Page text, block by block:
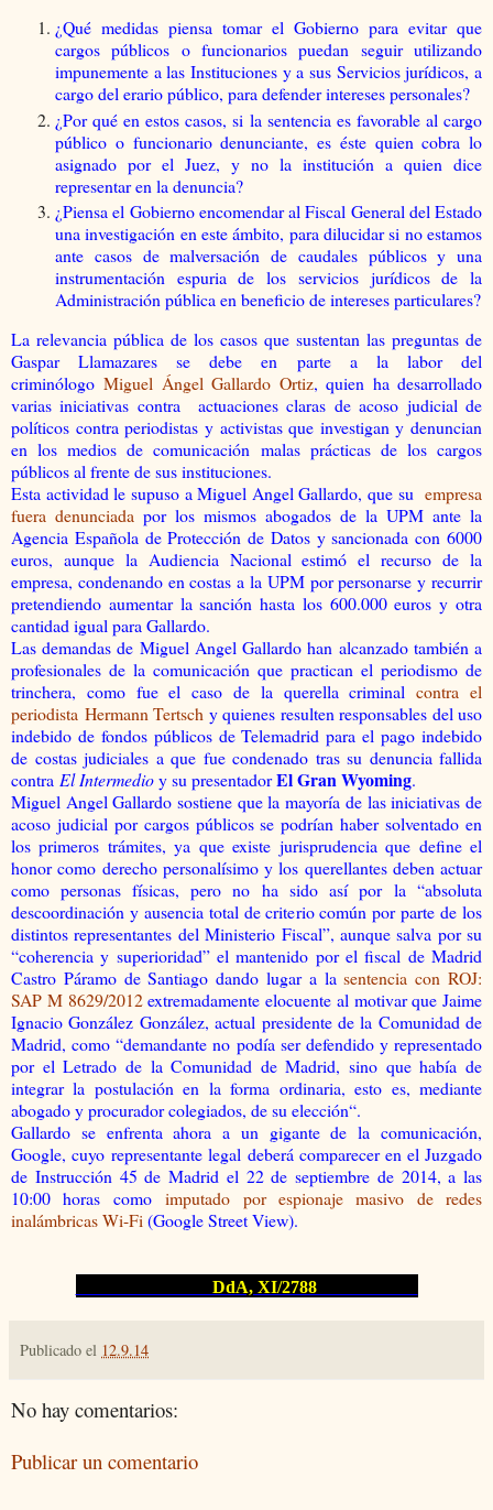
¿Qué medidas piensa tomar el Gobierno para evitar que
cargos públicos o funcionarios puedan seguir utilizando
impunemente a las Instituciones y a sus Servicios jurídicos, a
cargo del erario público, para defender intereses personales?
¿Por qué en estos casos, si la sentencia es favorable al cargo
público o funcionario denunciante, es éste quien cobra lo
asignado por el Juez, y no la institución a quien dice
representar en la denuncia?
¿Piensa el Gobierno encomendar al Fiscal General del Estado
una investigación en este ámbito, para dilucidar si no estamos
ante casos de malversación de caudales públicos y una
instrumentación espuria de los servicios jurídicos de la
Administración pública en beneficio de intereses particulares?
La relevancia pública de los casos que sustentan las preguntas de
Gaspar Llamazares se debe en parte a la labor del
criminólogoMiguel Ángel Gallardo Ortiz, quien ha desarrollado
varias iniciativas contra actuaciones claras de acoso judicial de
políticos contra periodistas y activistas que investigan y denuncian
en los medios de comunicación malas prácticas de los cargos
públicos al frente de sus instituciones.
Esta actividad le supuso a Miguel Angel Gallardo, que su empresa
fuera denunciada por los mismos abogados de la UPM ante la
Agencia Española de Protección de Datos y sancionada con 6000
euros, aunque la Audiencia Nacional estimó el recurso de la
empresa, condenando en costas a la UPM por personarse y recurrir
pretendiendo aumentar la sanción hasta los 600.000 euros y otra
cantidad igual para Gallardo.
Las demandas de Miguel Angel Gallardo han alcanzado también a
profesionales de la comunicación que practican el periodismo de
trinchera, como fue el caso de la querella criminalcontra el
periodista Hermann Tertsch y quienes resulten responsables del uso
indebido de fondos públicos de Telemadrid para el pago indebido
de costas judiciales a que fue condenado tras su denuncia fallida
contra El Intermedioy su presentadorEl Gran Wyoming.
Miguel Angel Gallardo sostiene que la mayoría de las iniciativas de
acoso judicial por cargos públicos se podrían haber solventado en
los primeros trámites, ya que existe jurisprudencia que define el
honor como derecho personalísimo y los querellantes deben actuar
como personas físicas, pero no ha sido así por la “absoluta
descoordinación y ausencia total de criterio común por parte de los
distintos representantes del Ministerio Fiscal”, aunque salva por su
“coherencia y superioridad” el mantenido por el fiscal de Madrid
Castro Páramo de Santiago dando lugar a lasentencia con ROJ:
SAP M 8629/2012extremadamente elocuente al motivar que Jaime
Ignacio González González, actual presidente de la Comunidad de
Madrid, como “demandante no podía ser defendido y representado
por el Letrado de la Comunidad de Madrid, sino que había de
integrar la postulación en la forma ordinaria, esto es, mediante
abogado y procurador colegiados, de su elección“.
Gallardo se enfrenta ahora a un gigante de la comunicación,
Google, cuyo representante legal deberá comparecer en el Juzgado
de Instrucción 45 de Madrid el 22 de septiembre de 2014, a las
10:00 horas comoimputado por espionaje masivo de redes
inalámbricas Wi-Fi(Google Street View).
DdA, XI/2788
Publicado el 12.9.14
No hay comentarios:
Publicar un comentario